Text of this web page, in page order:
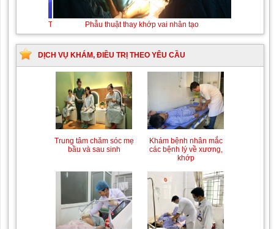
Phẫu thuật thay khớp
vai nhân tạo
Thay máu sơ sinh do bất đồng
nhóm máu
DỊCH VỤ KHÁM, ĐIỀU TRỊ THEO YÊU CẦU
Trung tâm chăm sóc mẹ
bầu và sau sinh
Khám bệnh nhân mắc
các bệnh lý về xương,
khớp